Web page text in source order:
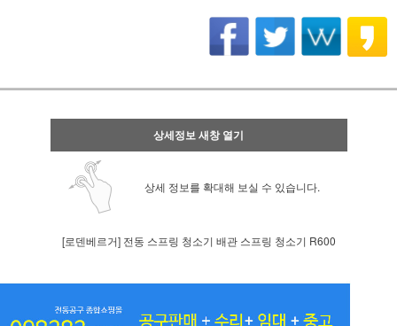
상세정보 새창 열기
상세 정보를 확대해 보실 수 있습니다.
[로덴베르거] 전동 스프링 청소기 배관 스프링 청소기 R600